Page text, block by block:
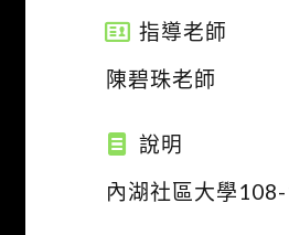
指導老師
陳碧珠老師
說明
內湖社區大學